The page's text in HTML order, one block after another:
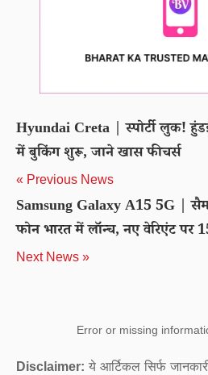
Hyundai Creta | स्पोर्टी लुक!
में बुकिंग शुरू, जाने खास फीचर्स
« Previous News
Samsung Galaxy A15 5G |
फोन भारत में लॉन्च, नए वेरिएंट
Next News »
Error or missing
Disclaimer: ये आर्टिकल सिर्फ